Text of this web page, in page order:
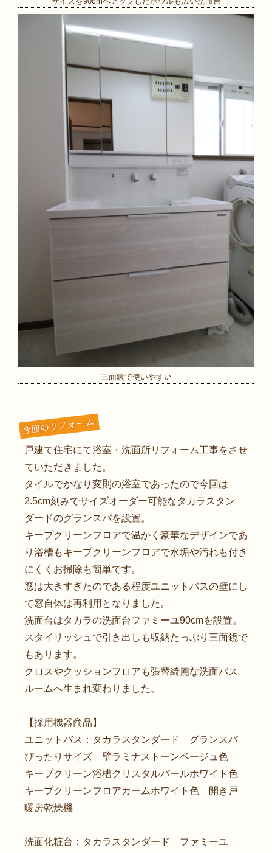
三面鏡で使いやすい
戸建て住宅にて浴室・洗面所リフォーム工事をさせ
ていただきました。
タイルでかなり変則の浴室であったので今回は
2.5cm刻みでサイズオーダー可能なタカラスタン
ダードのグランスパを設置。
キープクリーンフロアで温かく豪華なデザインであ
り浴槽もキープクリーンフロアで水垢や汚れも付き
にくくお掃除も簡単です。
窓は大きすぎたのである程度ユニットバスの壁にし
て窓自体は再利用となりました。
洗面台はタカラの洗面台ファミーユ90cmを設置。
スタイリッシュで引き出しも収納たっぷり三面鏡で
もあります。
クロスやクッションフロアも張替綺麗な洗面バス
ルームへ生まれ変わりました。
【採用機器商品】
ユニットバス：タカラスタンダード グランスパ
ぴったりサイズ 壁ラミナストーンベージュ色
キープクリーン浴槽クリスタルパールホワイト色
キープクリーンフロアカームホワイト色 開き戸
暖房乾燥機
洗面化粧台：タカラスタンダード ファミーユ